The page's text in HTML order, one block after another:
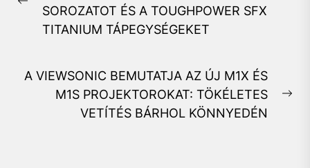
Previous
post:
SOROZATOT ÉS A TOUGHPOWER SFX
TITANIUM TÁPEGYSÉGEKET
A VIEWSONIC BEMUTATJA AZ ÚJ M1X ÉS
M1S PROJEKTOROKAT: TÖKÉLETES
VETÍTÉS BÁRHOL KÖNNYEDÉN